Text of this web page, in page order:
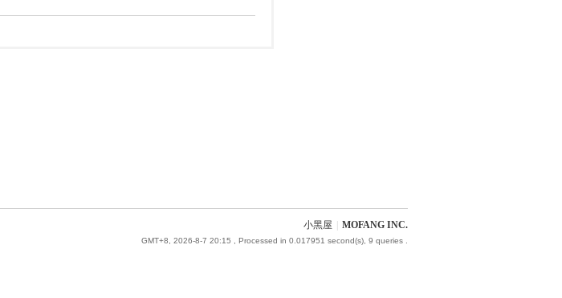
小黑屋 MOFANG INC.
GMT+8, 2026-8-7 20:15 , Processed in 0.017951 second(s), 9 queries .